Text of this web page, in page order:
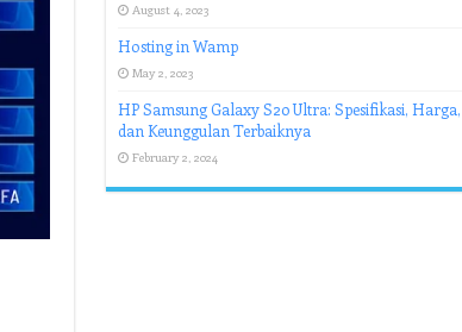
August 4, 2023
Hosting in Wamp
May 2, 2023
HP Samsung Galaxy S20 Ultra: Spesifikasi, Harga,
dan Keunggulan Terbaiknya
February 2, 2024